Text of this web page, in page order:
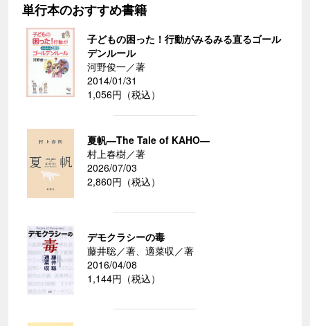
単行本のおすすめ書籍
子どもの困った！行動がみるみる直るゴール
デンルール
河野俊一／著
2014/01/31
1,056円（税込）
夏帆―The Tale of KAHO―
村上春樹／著
2026/07/03
2,860円（税込）
デモクラシーの毒
藤井聡／著、適菜収／著
2016/04/08
1,144円（税込）